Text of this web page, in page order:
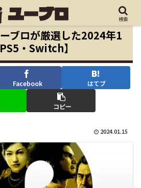
ーブロが厳選した2024年1
・Switch】
Facebook はてブ
コピー
2024.01.15
検索